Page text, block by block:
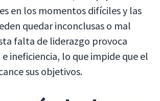
en los momentos difíciles y las
quedar inconclusas o mal
falta de liderazgo provoca
ineficiencia, lo que impide que el
sus objetivos.